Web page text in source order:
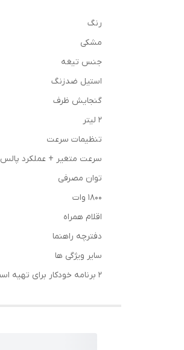
رنگ
مشکی
جنس تیغه
استیل ضدزنگ
گنجایش ظرف
2 لیتر
تنظیمات سرعت
سرعت متغیر + عملکرد پالس
توان مصرفی
1800 وات
اقلام همراه
دفترچه راهنما
سایر ویژگی ها
2 برنامه خودکار برای تهیه اسموتی و خرد کردن یخ, پایه ضد لغزش, دارای سیستم قفل ایمنی, دارای صفحه نمایش LED, دارای موتور 100 درصد مسی, مجهز به دریچه شکر ریز